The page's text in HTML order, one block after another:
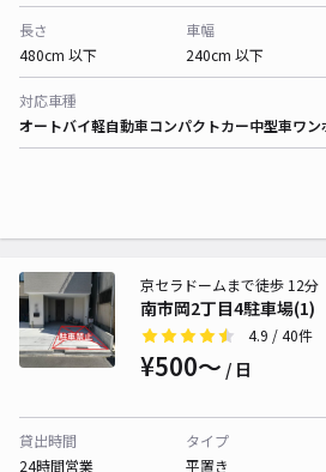
長さ
480cm 以下
車幅
240cm 以下
対応車種
オートバイ軽自動車コンパクトカー中型車ワン
南市岡2丁目4駐車場(1)
京セラドームまで徒歩 12分
4.9 / 40件
¥500〜 / 日
貸出時間
24時間営業
タイプ
平置き